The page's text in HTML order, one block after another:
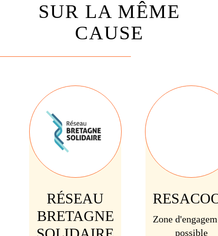
SUR LA MÊME
CAUSE
RÉSEAU
BRETAGNE
Zone
possible